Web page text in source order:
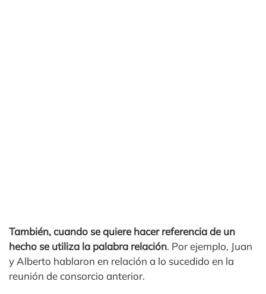
También, cuando se quiere hacer referencia de un
hecho se utiliza la palabra relación. Por ejemplo, Juan
y Alberto hablaron en relación a lo sucedido en la
reunión de consorcio anterior.